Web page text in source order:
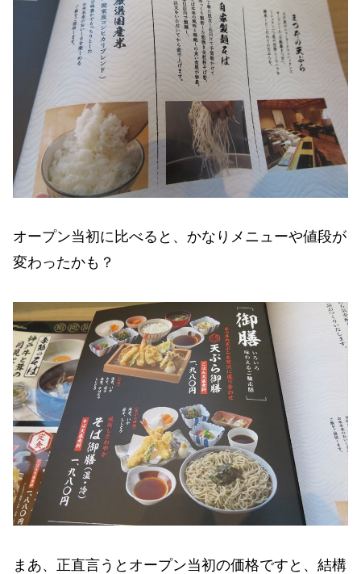
オープン当初に比べると、かなりメニューや値段が
変わったかも？
まあ、正直言うとオープン当初の価格ですと、結構